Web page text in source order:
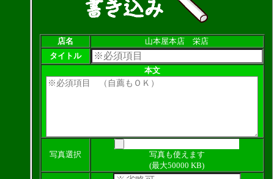
店名
山本屋本店 栄店
タイトル
本文
写真選択
写真も使えます
(最大50000 KB)